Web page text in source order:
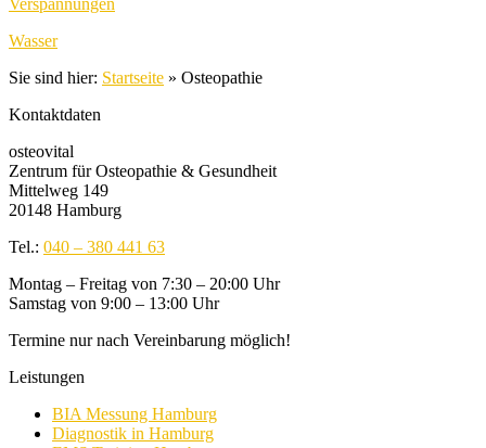
Verspannungen
Wasser
Sie sind hier: Startseite » Osteopathie
Kontaktdaten
osteovital
Zentrum für Osteopathie & Gesundheit
Mittelweg 149
20148 Hamburg
Tel.: 040 – 380 441 63
Montag – Freitag von 7:30 – 20:00 Uhr
Samstag von 9:00 – 13:00 Uhr
Termine nur nach Vereinbarung möglich!
Leistungen
BIA Messung Hamburg
Diagnostik in Hamburg